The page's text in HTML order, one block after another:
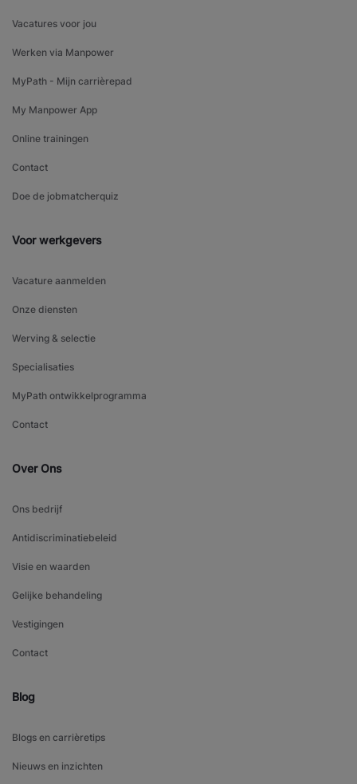
Vacatures voor jou
Werken via Manpower
MyPath - Mijn carrièrepad
My Manpower App
Online trainingen
Contact
Doe de jobmatcherquiz
Voor werkgevers
Vacature aanmelden
Onze diensten
Werving & selectie
Specialisaties
MyPath ontwikkelprogramma
Contact
Over Ons
Ons bedrijf
Antidiscriminatiebeleid
Visie en waarden
Gelijke behandeling
Vestigingen
Contact
Blog
Blogs en carrièretips
Nieuws en inzichten